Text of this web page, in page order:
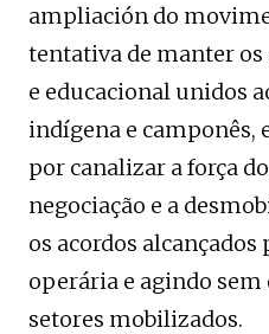
ampliación do
tentativa de manter
e educacional unidos
indígena e camponês,
por canalizar a força
negociação e a
os acordos
operária e agindo sem
setores mobilizados.